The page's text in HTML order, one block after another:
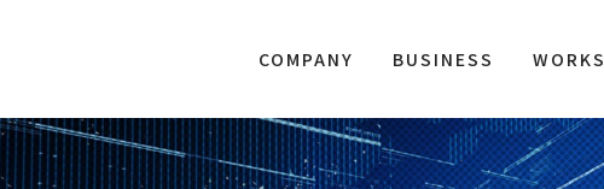
COMPANY BUSINESS WORKS